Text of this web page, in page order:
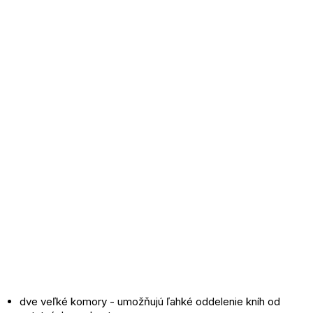
dve veľké komory - umožňujú ľahké oddelenie kníh od